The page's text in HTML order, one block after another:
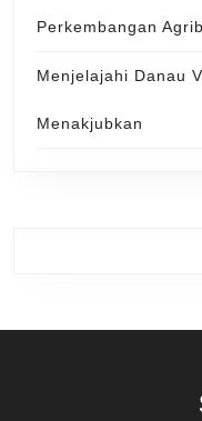
Perkembangan
Menjelajahi Danau
Menakjubkan